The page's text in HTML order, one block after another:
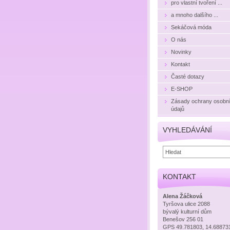
pro vlastní tvoření ...
a mnoho dalšího ...
Sekáčová móda
O nás
Novinky
Kontakt
Časté dotazy
E-SHOP
Zásady ochrany
údajů
VYHLEDÁVÁNÍ
KONTAKT
Alena Žáčková
Tyršova ulice 2088
bývalý kulturní dům
Benešov 256 01
GPS 49.781803, 14.688731